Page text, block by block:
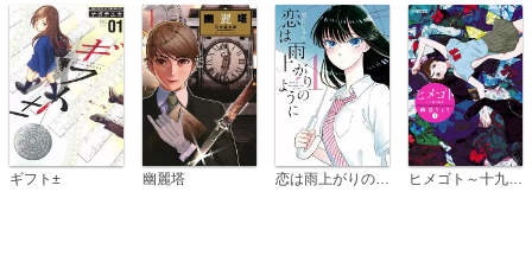
ギフト± 幽麗塔 恋は雨上がりのように ヒメゴト～十九歳の制服～